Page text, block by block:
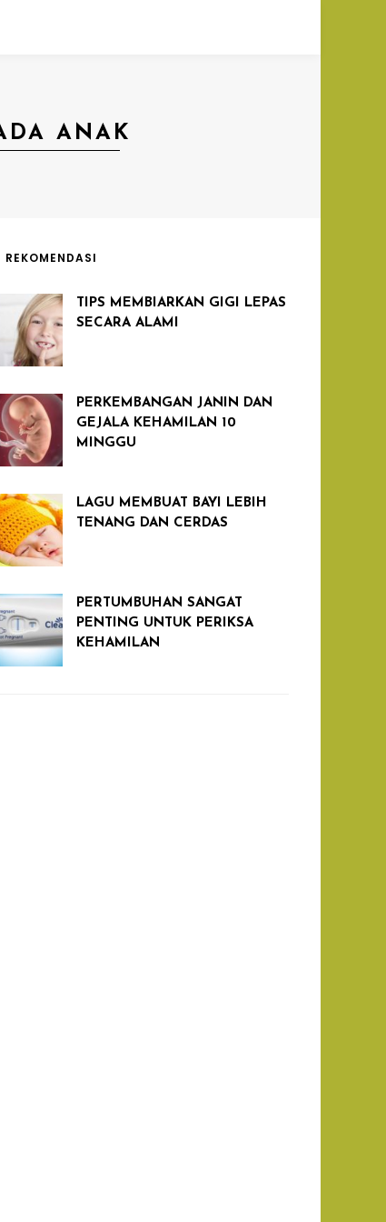
ANAK
REKOMENDASI
TIPS MEMBIARKAN GIGI LEPAS
SECARA ALAMI
PERKEMBANGAN JANIN DAN
GEJALA KEHAMILAN 10
MINGGU
LAGU MEMBUAT BAYI LEBIH
TENANG DAN CERDAS
PERTUMBUHAN SANGAT
PENTING UNTUK PERIKSA
KEHAMILAN